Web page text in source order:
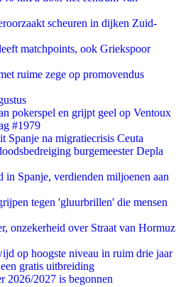
scheuren in dijken Zuid-
matchpoints, ook Griekspoor
ruime zege op promovendus
pokerspel en grijpt geel op Ventoux
#1979
Spanje na migratiecrisis Ceuta
burgemeester Depla
in Spanje, verdienden miljoenen aan
tegen 'gluurbrillen' die mensen
onzekerheid over Straat van Hormuz
op hoogste niveau in ruim drie jaar
gratis uitbreiding
2026/2027 is begonnen